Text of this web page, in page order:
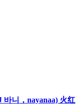
니，nayanaa) 火红